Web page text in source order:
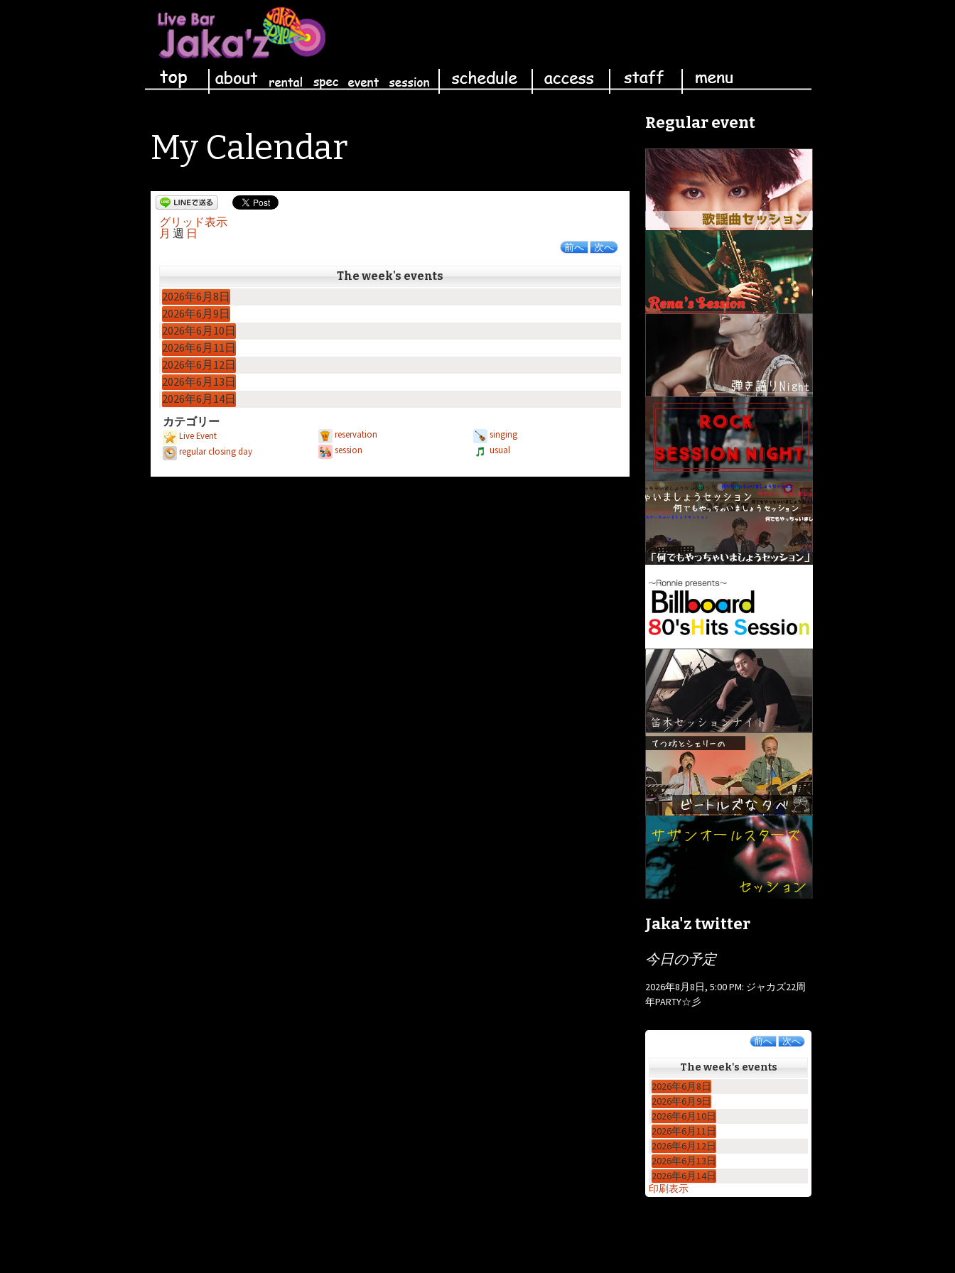
コンテンツへ移動
My Calendar
グリッド表示
月 週 日
前へ 次へ
The week's events
2026年6月8日
2026年6月9日
2026年6月10日
2026年6月11日
2026年6月12日
2026年6月13日
2026年6月14日
カテゴリー
Live Event
regular closing day
reservation
session
singing
usual
Regular event
Jaka'z twitter
今日の予定
2026年8月8日, 5:00 PM: ジャカズ22周
年PARTY☆彡
前へ 次へ
The week's events
2026年6月8日
2026年6月9日
2026年6月10日
2026年6月11日
2026年6月12日
2026年6月13日
2026年6月14日
印刷表示